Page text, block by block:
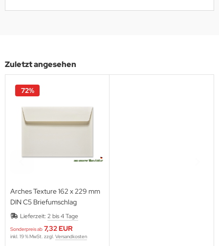
Zuletzt angesehen
Arches Texture 162 x 229 mm
DIN C5 Briefumschlag
Lieferzeit: 2 bis 4 Tage
Sonderpreis ab 7,32 EUR
72%
inkl. 19 % MwSt. zzgl. Versandkosten